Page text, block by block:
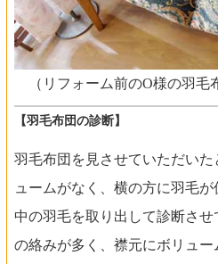
（リフォーム前のO様の羽毛
【羽毛布団の診断】
羽毛布団を見させていただいた
ュームがなく、横の方に羽毛が
中の羽毛を取り出して診断さ
の絡みが多く、襟元にボリュ